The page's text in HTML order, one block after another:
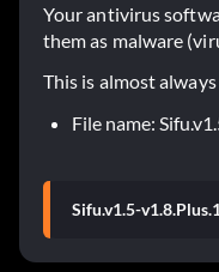
Your antivirus
them as malware
This is almost
File name:
Sifu.v1.5-